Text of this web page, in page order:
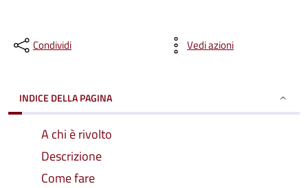
Condividi Vedi azioni
INDICE DELLA PAGINA
A chi è rivolto
Descrizione
Come fare